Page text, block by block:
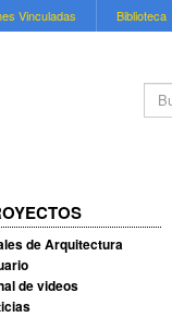
Vinculadas Biblioteca
de Arquitectura
de videos